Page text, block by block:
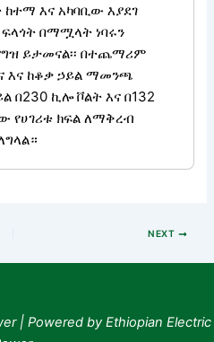
እና አካባቢው እያደገ
በማሟላት ነባሩን
ይታመናል፡፡ በተጨማሪም
እና ከቆቃ ኃይል ማመንጫ
በ230 ኪሎ ቮልት እና በ132
የሀገሪቱ ክፍል ለማቅረብ
NEXT
| Powered by Ethiopian Electric